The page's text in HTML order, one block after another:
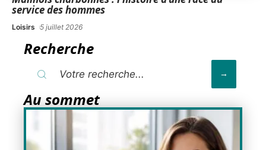
service des hommes
Loisirs 5 juillet 2026
Recherche
Au sommet